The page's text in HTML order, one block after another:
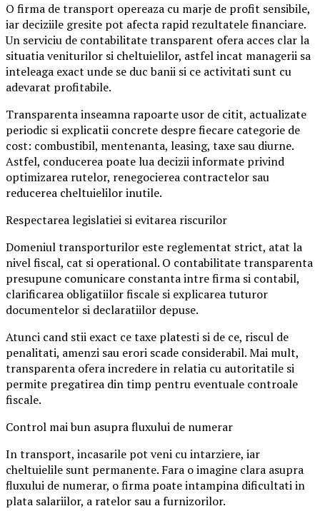
O firma de transport opereaza cu marje de profit sensibile,
iar deciziile gresite pot afecta rapid rezultatele financiare.
Un serviciu de contabilitate transparent ofera acces clar la
situatia veniturilor si cheltuielilor, astfel incat managerii sa
inteleaga exact unde se duc banii si ce activitati sunt cu
adevarat profitabile.
Transparenta inseamna rapoarte usor de citit, actualizate
periodic si explicatii concrete despre fiecare categorie de
cost: combustibil, mentenanta, leasing, taxe sau diurne.
Astfel, conducerea poate lua decizii informate privind
optimizarea rutelor, renegocierea contractelor sau
reducerea cheltuielilor inutile.
Respectarea legislatiei si evitarea riscurilor
Domeniul transporturilor este reglementat strict, atat la
nivel fiscal, cat si operational. O contabilitate transparenta
presupune comunicare constanta intre firma si contabil,
clarificarea obligatiilor fiscale si explicarea tuturor
documentelor si declaratiilor depuse.
Atunci cand stii exact ce taxe platesti si de ce, riscul de
penalitati, amenzi sau erori scade considerabil. Mai mult,
transparenta ofera incredere in relatia cu autoritatile si
permite pregatirea din timp pentru eventuale controale
fiscale.
Control mai bun asupra fluxului de numerar
In transport, incasarile pot veni cu intarziere, iar
cheltuielile sunt permanente. Fara o imagine clara asupra
fluxului de numerar, o firma poate intampina dificultati in
plata salariilor, a ratelor sau a furnizorilor.